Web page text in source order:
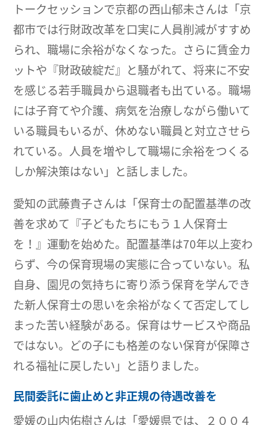
トークセッションで京都の西山郁未さんは「京
都市では行財政改革を口実に人員削減がすすめ
られ、職場に余裕がなくなった。さらに賃金カ
ットや『財政破綻だ』と騒がれて、将来に不安
を感じる若手職員から退職者も出ている。職場
には子育てや介護、病気を治療しながら働いて
いる職員もいるが、休めない職員と対立させら
れている。人員を増やして職場に余裕をつくる
しか解決策はない」と話しました。
愛知の武藤貴子さんは「保育士の配置基準の改
善を求めて『子どもたちにもう１人保育士
を！』運動を始めた。配置基準は70年以上変わ
らず、今の保育現場の実態に合っていない。私
自身、園児の気持ちに寄り添う保育を学んでき
た新人保育士の思いを余裕がなくて否定してし
まった苦い経験がある。保育はサービスや商品
ではない。どの子にも格差のない保育が保障さ
れる福祉に戻したい」と語りました。
民間委託に歯止めと非正規の待遇改善を
愛媛の山内佑樹さんは「愛媛県では、２００４